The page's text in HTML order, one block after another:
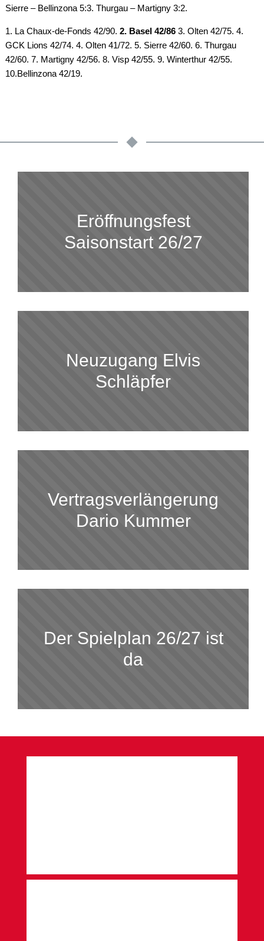
Sierre – Bellinzona 5:3. Thurgau – Martigny 3:2.
1. La Chaux-de-Fonds 42/90. 2. Basel 42/863. Olten 42/75. 4.
GCK Lions 42/74. 4. Olten 41/72. 5. Sierre 42/60. 6. Thurgau
42/60. 7. Martigny 42/56. 8. Visp 42/55. 9. Winterthur 42/55.
10.Bellinzona 42/19.
Eröffnungsfest
Saisonstart 26/27
Neuzugang Elvis
Schläpfer
Vertragsverlängerung
Dario Kummer
Der Spielplan 26/27 ist
da